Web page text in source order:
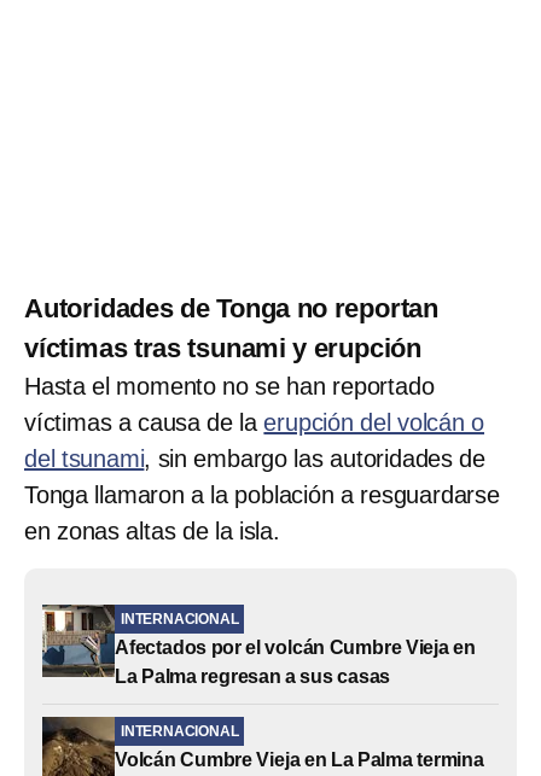
Autoridades de Tonga no reportan
víctimas tras tsunami y erupción
Hasta el momento no se han reportado
víctimas a causa de laerupción del volcán o
del tsunami, sin embargo las autoridades de
Tonga llamaron a la población a resguardarse
en zonas altas de la isla.
INTERNACIONAL
Afectados por el volcán Cumbre Vieja en
La Palma regresan a sus casas
INTERNACIONAL
Volcán Cumbre Vieja en La Palma termina